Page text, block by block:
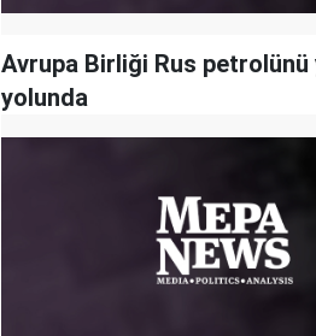
Avrupa Birliği Rus petrolünü
yolunda